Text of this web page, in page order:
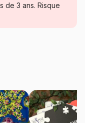
Art
31603
de 3 ans. Risque